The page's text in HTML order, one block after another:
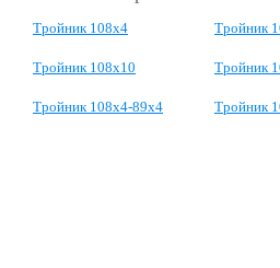
Тройник 108х4 Тройник
Тройник 108х10 Тройник
Тройник 108х4-89х4 Тройник